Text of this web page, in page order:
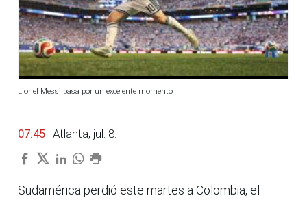
Lionel Messi pasa por un excelente momento
07:45 | Atlanta, jul. 8.
Sudamérica perdió este martes a Colombia, el